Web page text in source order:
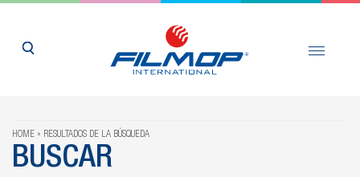
HOME RESULTADOS DE LA BÚSQUEDA
BUSCAR